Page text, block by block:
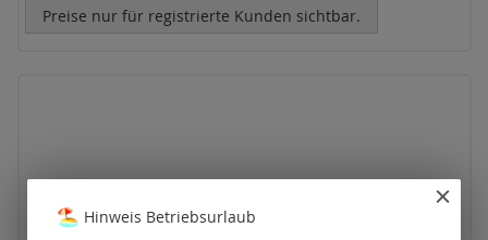
Preise nur für registrierte Kunden sichtbar.
Hinweis Betriebsurlaub